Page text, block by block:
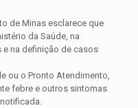
de Minas esclarece que
da Saúde, na
na definição de casos
ou o Pronto Atendimento,
febre e outros sintomas